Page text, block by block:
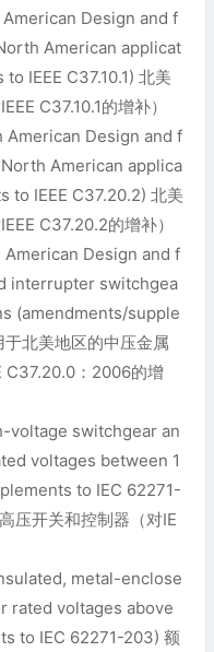
Design and f
American applicat
IEEE C37.10.1) 北美
C37.10.1的增补）
Design and f
American applica
IEEE C37.20.2) 北美
C37.20.2的增补）
Design and f
interrupter switchgea
(amendments/supple
北美地区的中压金属
C37.20.0：2006的增
voltage switchgear an
voltages between 1
to IEC 62271-
压开关和控制器（对IE
metal-enclose
rated voltages above
to IEC 62271-203) 额